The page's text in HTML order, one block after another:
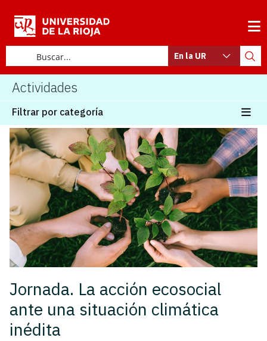
En la UR
Actividades
Filtrar por categoría
Jornada. La acción ecosocial
ante una situación climática
inédita